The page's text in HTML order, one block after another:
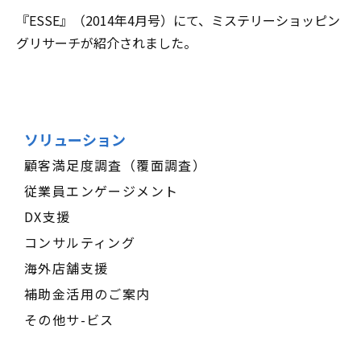
『ESSE』（2014年4月号）にて、ミステリーショッピン
グリサーチが紹介されました。
ソリューション
顧客満足度調査（覆面調査）
従業員エンゲージメント
DX支援
コンサルティング
海外店舗支援
補助金活用のご案内
その他サ-ビス